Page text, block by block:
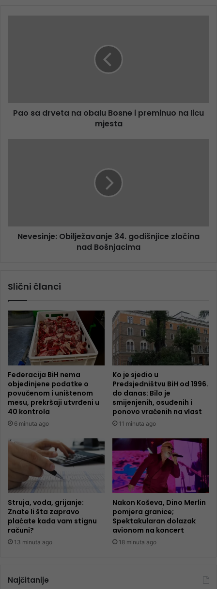
Pao sa drveta na obalu Bosne i preminuo na licu
mjesta
Nevesinje: Obilježavanje 34. godišnjice zločina
nad Bošnjacima
Slični članci
Federacija BiH nema
objedinjene podatke o
povučenom i uništenom
mesu, prekršaji utvrđeni u
40 kontrola
6 minuta ago
Ko je sjedio u
Predsjedništvu BiH od 1996.
do danas: Bilo je
smijenjenih, osuđenih i
ponovo vraćenih na vlast
11 minuta ago
Struja, voda, grijanje:
Znate li šta zapravo
plaćate kada vam stignu
računi?
13 minuta ago
Nakon Koševa, Dino Merlin
pomjera granice;
Spektakularan dolazak
avionom na koncert
18 minuta ago
Najčitanije